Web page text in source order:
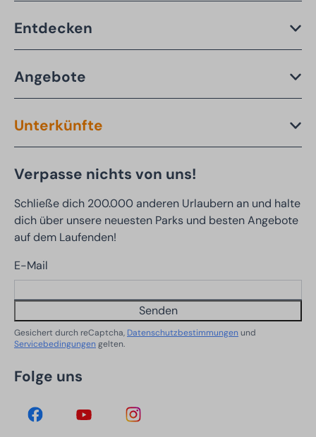
Entdecken
Angebote
Unterkünfte
Verpasse nichts von uns!
Schließe dich 200.000 anderen Urlaubern an und halte
dich über unsere neuesten Parks und besten Angebote
auf dem Laufenden!
E-Mail
Senden
Gesichert durch reCaptcha, Datenschutzbestimmungen und
Servicebedingungen gelten.
Folge uns